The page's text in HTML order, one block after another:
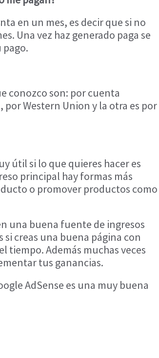
en un mes, es decir que si no
Una vez haz generado paga se
pago.
conozco son: por cuenta
Western Union y la otra es por
útil si lo que quieres hacer es
principal hay formas más
o promover productos como
una buena fuente de ingresos
si creas una buena página con
tiempo. Además muchas veces
tus ganancias.
AdSense es una muy buena